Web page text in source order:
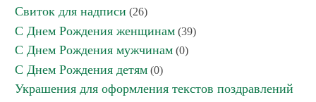
Свиток для надписи (26)
С Днем Рождения женщинам (39)
С Днем Рождения мужчинам (0)
С Днем Рождения детям (0)
Украшения для оформления текстов поздравлений